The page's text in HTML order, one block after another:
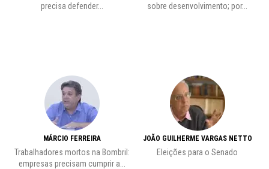
precisa defender...
MÁRCIO FERREIRA
Trabalhadores mortos na Bombril:
empresas precisam cumprir a...
sobre desenvolvimento; por...
JOÃO GUILHERME VARGAS NETTO
Eleições para o Senado